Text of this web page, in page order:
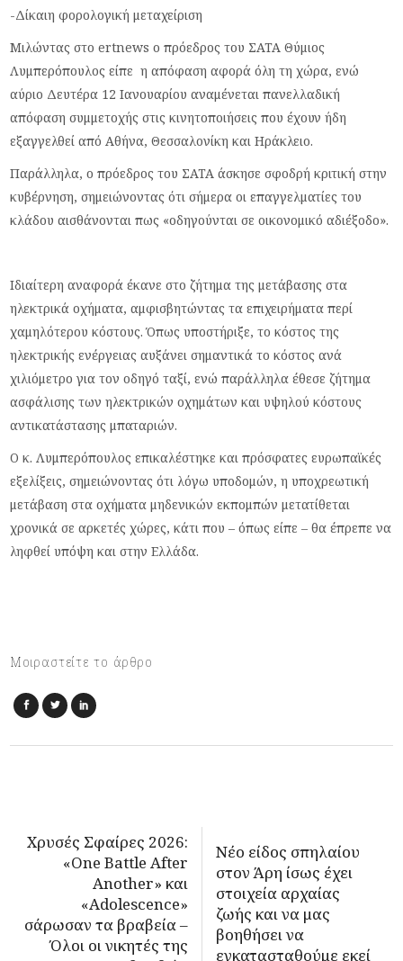
-Δίκαιη φορολογική μεταχείριση
Μιλώντας στο ertnews ο πρόεδρος του ΣΑΤΑ Θύμιος
Λυμπερόπουλος είπε η απόφαση αφορά όλη τη χώρα, ενώ
αύριο Δευτέρα 12 Ιανουαρίου αναμένεται πανελλαδική
απόφαση συμμετοχής στις κινητοποιήσεις που έχουν ήδη
εξαγγελθεί από Αθήνα, Θεσσαλονίκη και Ηράκλειο.
Παράλληλα, ο πρόεδρος του ΣΑΤΑ άσκησε σφοδρή κριτική στην
κυβέρνηση, σημειώνοντας ότι σήμερα οι επαγγελματίες του
κλάδου αισθάνονται πως «οδηγούνται σε οικονομικό αδιέξοδο».
Ιδιαίτερη αναφορά έκανε στο ζήτημα της μετάβασης στα
ηλεκτρικά οχήματα, αμφισβητώντας τα επιχειρήματα περί
χαμηλότερου κόστους. Όπως υποστήριξε, το κόστος της
ηλεκτρικής ενέργειας αυξάνει σημαντικά το κόστος ανά
χιλιόμετρο για τον οδηγό ταξί, ενώ παράλληλα έθεσε ζήτημα
ασφάλισης των ηλεκτρικών οχημάτων και υψηλού κόστους
αντικατάστασης μπαταριών.
Ο κ. Λυμπερόπουλος επικαλέστηκε και πρόσφατες ευρωπαϊκές
εξελίξεις, σημειώνοντας ότι λόγω υποδομών, η υποχρεωτική
μετάβαση στα οχήματα μηδενικών εκπομπών μετατίθεται
χρονικά σε αρκετές χώρες, κάτι που – όπως είπε – θα έπρεπε να
ληφθεί υπόψη και στην Ελλάδα.
Μοιραστείτε το άρθρο
Χρυσές Σφαίρες 2026:
«One Battle After
Another» και
«Adolescence»
σάρωσαν τα βραβεία –
Όλοι οι νικητές της
Νέο είδος σπηλαίου
στον Άρη ίσως έχει
στοιχεία αρχαίας
ζωής και να μας
βοηθήσει να
εγκατασταθούμε εκεί